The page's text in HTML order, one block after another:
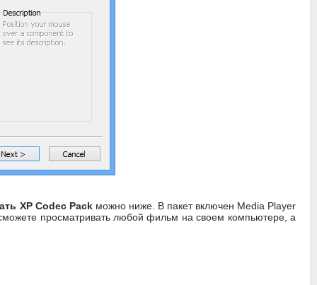
XP Codec Packможно ниже. В пакет включен Media Player
просматривать любой фильм на своем компьютере, а